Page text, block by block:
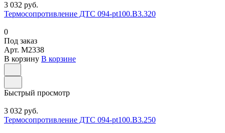
3 032 руб.
Термосопротивление ДТС 094-pt100.В3.320
0
Под заказ
Арт. M2338
В корзину В корзине
Быстрый просмотр
3 032 руб.
Термосопротивление ДТС 094-pt100.В3.250